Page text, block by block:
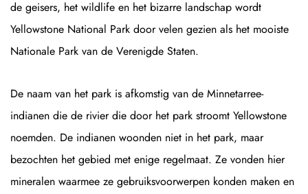
de geisers, het wildlife en het bizarre landschap wordt
Yellowstone National Park door velen gezien als het mooiste
Nationale Park van de Verenigde Staten.
De naam van het park is afkomstig van de Minnetarree-
indianen die de rivier die door het park stroomt Yellowstone
noemden. De indianen woonden niet in het park, maar
bezochten het gebied met enige regelmaat. Ze vonden hier
mineralen waarmee ze gebruiksvoorwerpen konden maken en